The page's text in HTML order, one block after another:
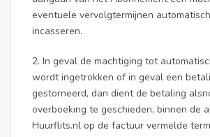
eventuele vervolgtermijnen
incasseren.
2. In geval de machtiging tot
wordt ingetrokken of in geval een
gestorneerd, dan dient de betaling
overboeking te geschieden, binnen de
Huurflits.nl op de factuur vermelde